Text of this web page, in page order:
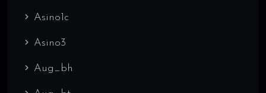
Asino1c
Asino3
Aug_bh